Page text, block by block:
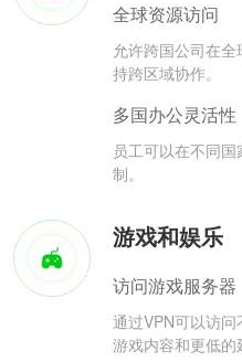
全球资源访问
允许跨国公司在
持跨区域协作。
多国办公灵活性
员工可以在不同
制。
游戏和娱乐
访问游戏服务器
通过VPN可以访
游戏内容和更低的